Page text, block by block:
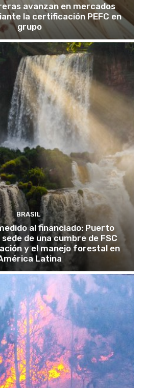
avanzan en mercados
la certificación PEFC en
grupo
BRASIL
al financiado: Puerto
de una cumbre de FSC
y el manejo forestal en
Latina